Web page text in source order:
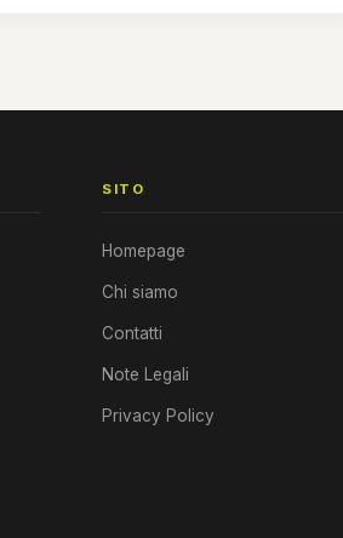
SITO
Homepage
Chi siamo
Contatti
Note Legali
Privacy Policy